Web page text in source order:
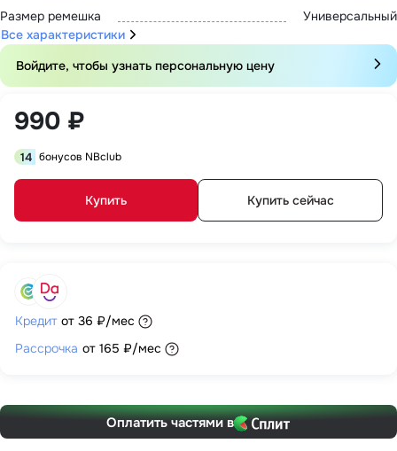
Размер ремешка
Универсальный
Все характеристики
Войдите, чтобы узнать персональную цену
990 ₽
14 бонусов NBclub
Купить Купить сейчас
Кредит от 36 ₽/мес
Рассрочка от 165 ₽/мес
Оплатить частями в